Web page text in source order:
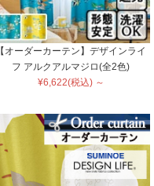
【オーダーカーテン】デザインライ
フ アルクアルマジロ(全2色)
¥6,622(税込) ～